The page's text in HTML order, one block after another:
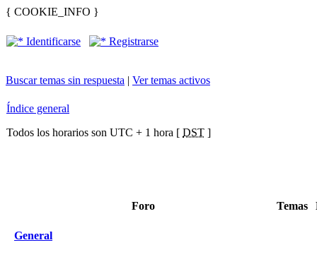
{ COOKIE_INFO }
Identificarse Registrarse
Buscar temas sin respuesta | Ver temas activos
Índice general
Todos los horarios son UTC + 1 hora [ DST ]
Foro Temas
General